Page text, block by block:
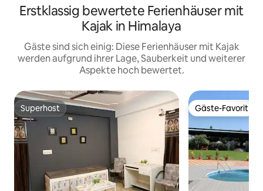
Erstklassig bewertete Ferienhäuser mit
Kajak in Himalaya
Gäste sind sich einig: Diese Ferienhäuser mit Kajak
werden aufgrund ihrer Lage, Sauberkeit und weiterer
Aspekte hoch bewertet.
Superhost
Superhost Gäste-Favorit
Gäste-Favorit